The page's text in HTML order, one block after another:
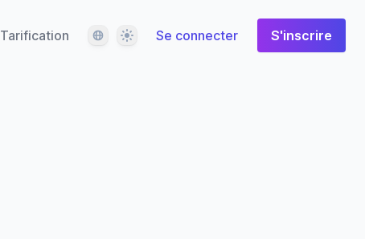
Tarification LangueThèmeSe connecter S'inscrire